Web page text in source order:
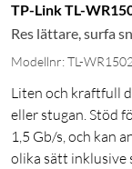
TP-Link TL-
Res lättare, surfa
Modellnr: TL-
Liten och kraftfull
eller stugan. Stöd
1,5 Gb/s, och kan
olika sätt inklusive